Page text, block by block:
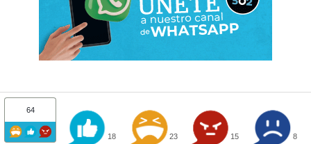
64
18 23 15 8